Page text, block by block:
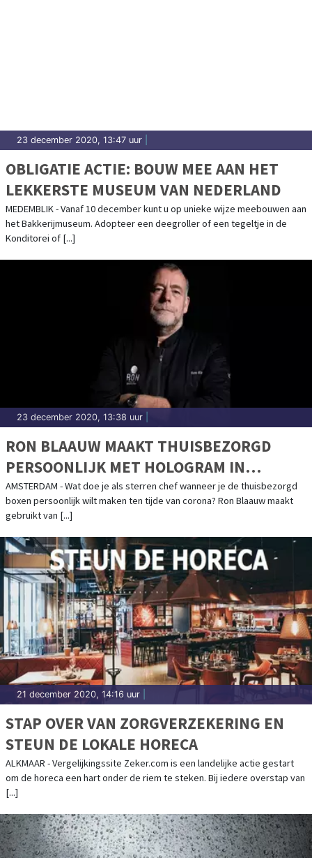
23 december 2020, 13:47 uur
OBLIGATIE ACTIE: BOUW MEE AAN HET
LEKKERSTE MUSEUM VAN NEDERLAND
MEDEMBLIK - Vanaf 10 december kunt u op unieke wijze meebouwen aan
het Bakkerijmuseum. Adopteer een deegroller of een tegeltje in de
Konditorei of [...]
23 december 2020, 13:38 uur
RON BLAAUW MAAKT THUISBEZORGD
PERSOONLIJK MET HOLOGRAM IN
AUGMENTED REALITY
AMSTERDAM - Wat doe je als sterren chef wanneer je de thuisbezorgd
boxen persoonlijk wilt maken ten tijde van corona? Ron Blaauw maakt
gebruikt van [...]
21 december 2020, 14:16 uur
STAP OVER VAN ZORGVERZEKERING EN
STEUN DE LOKALE HORECA
ALKMAAR - Vergelijkingssite Zeker.com is een landelijke actie gestart
om de horeca een hart onder de riem te steken. Bij iedere overstap van
[...]